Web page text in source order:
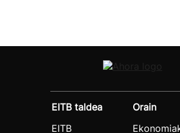
EITB taldea
EITB
Orain